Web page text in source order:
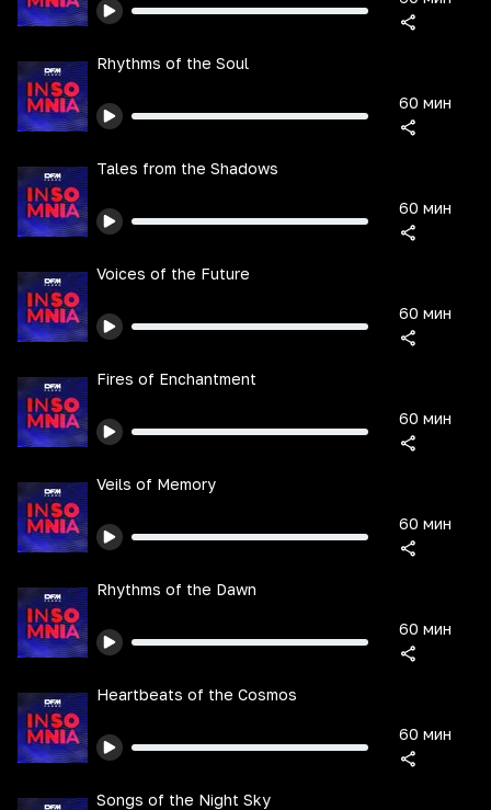
Rhythms of the Soul
60 мин
Tales from the Shadows
60 мин
Voices of the Future
60 мин
Fires of Enchantment
60 мин
Veils of Memory
60 мин
Rhythms of the Dawn
60 мин
Heartbeats of the Cosmos
60 мин
Songs of the Night Sky